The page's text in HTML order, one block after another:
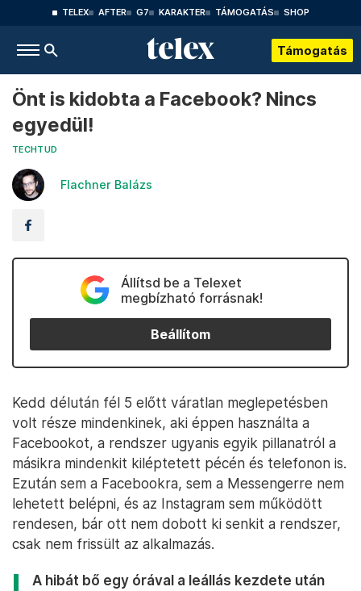
TELEX AFTER G7 KARAKTER TÁMOGATÁS SHOP
Támogatás
Önt is kidobta a Facebook? Nincs
egyedül!
TECHTUD
Flachner Balázs
Állítsd be a Telexet
megbízható forrásnak!
Beállítom
Kedd délután fél 5 előtt váratlan meglepetésben
volt része mindenkinek, aki éppen használta a
Facebookot, a rendszer ugyanis egyik pillanatról a
másikra mindenkit kiléptetett pécén és telefonon is.
Ezután sem a Facebookra, sem a Messengerre nem
lehetett belépni, és az Instagram sem működött
rendesen, bár ott nem dobott ki senkit a rendszer,
csak nem frissült az alkalmazás.
A hibát bő egy órával a leállás kezdete után